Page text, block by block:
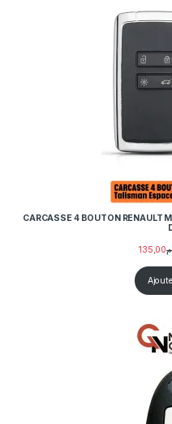
CARCASSE 4 BOUTON RENAULT
135,00